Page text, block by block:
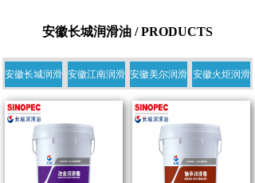
安徽长城润滑油 / PRODUCTS
安徽长城润滑 安徽江南润滑 安徽美尔润滑 安徽火炬润滑